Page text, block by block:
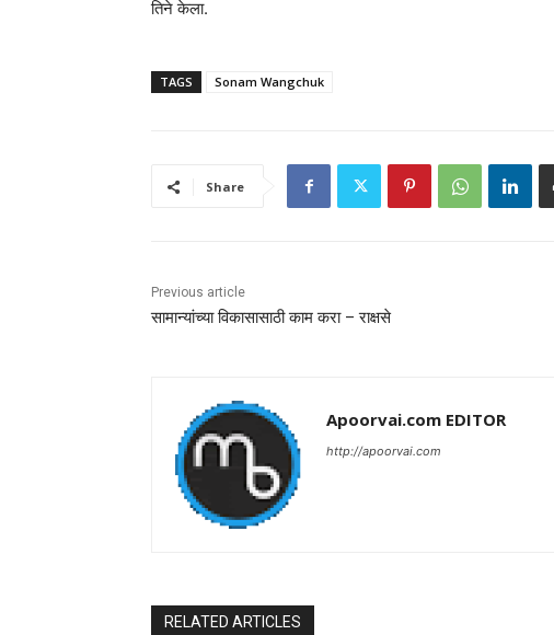
तिने केला.
TAGS Sonam Wangchuk
Share
Previous article
सामान्यांच्या विकासासाठी काम करा – राक्षसे
Apoorvai.com EDITOR
http://apoorvai.com
RELATED ARTICLES